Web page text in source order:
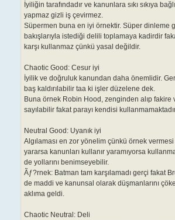
İyiliğin tarafındadır ve kanunlara sıkı sıkıya
yapmaz gizli iş çevirmez.
Süpermen buna en iyi örnektir. Süper dinleme
bakışlarıyla istediği delili toplamaya kadirdir
karşı kullanmaz çünkü yasal değildir.
Chaotic Good: Cesur iyi
İyilik ve doğruluk kanundan daha önemlidir.
baş kaldırılabilir taa ki işler düzelene dek.
Buna örnek Robin Hood, zenginden alıp fakire
sayılabilir fakat parayı kendisi
Neutral Good: Uyanık iyi
Algılaması en zor yönelim çünkü örnek
yararsa kanunları kullanır yaramıyorsa
de yollarını benimseyebilir.
Ãƒ?rnek: Batman tam karşılamadı gerçi fakat
de maddi ve kanunsal olarak düşmanlarını
aklıma geldi.
Chaotic Neutral: Deli